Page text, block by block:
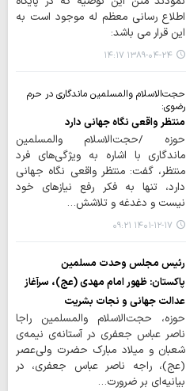
اطلاع رسانی معظم له موجود است به
این قرار می باشد:
۱۳۸۹-۰۴-۲۴ ۱۴:۱۷
حجت‌الاسلام والمسلمین ماندگاری در حرم
رضوی:
منتظر واقعی نگاه جهانی دارد
حوزه /حجت‌الاسلام والمسلمین
ماندگاری با اشاره به ویژگی‌های فرد
منتظر، گفت: منتظر واقعی نگاه جهانی
دارد، تنها به فکر رفع نیازهای خود
نیست و دغدغه و تلاشش…
۱۴۰۱-۱۲-۱۷ ۰۹:۲۱
رئیس مجلس وحدت مسلمین
پاکستان: ظهور امام مهدی (عج)، سرآغاز
عدالت جهانی و نجات بشریت
حوزه، حجت‌الاسلام والمسلمین راجا
ناصر عباس جعفری در آستانه‌ی نیمه‌ی
شعبان و میلاد مبارک حضرت ولی‌عصر
(عج)، راجه ناصر عباس جعفری، در
بیانیه‌ای بر ضرورت…